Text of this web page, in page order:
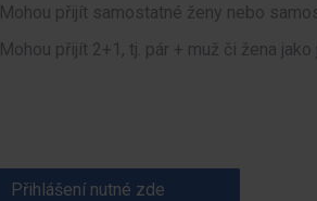
Mohou přijít samostatné ženy nebo
Mohou přijít 2+1, tj. pár + muž či žena
Přihlášení nutné zde